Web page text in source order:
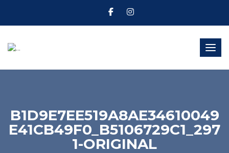
B1D9E7EE519A8AE34610049
E41CB49F0_B5106729C1_297
1-ORIGINAL